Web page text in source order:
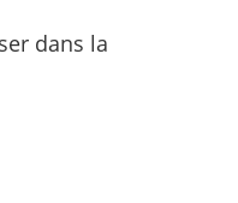
dans la